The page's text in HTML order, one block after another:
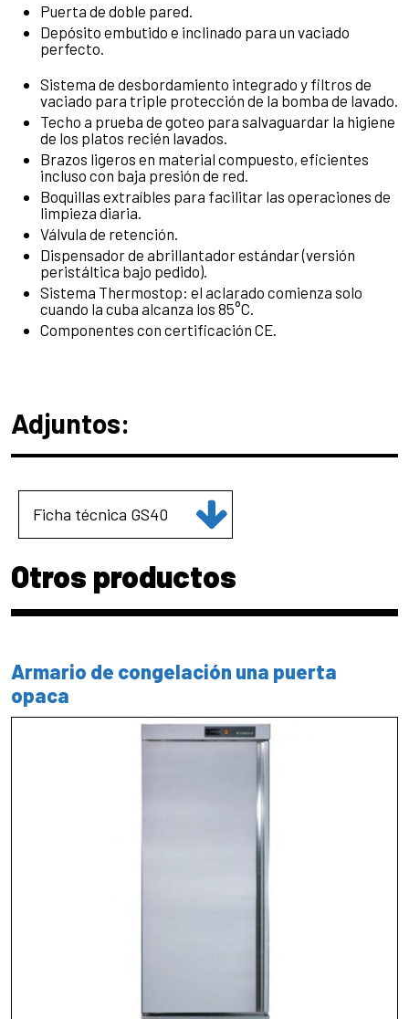
Puerta de doble pared.
Depósito embutido e inclinado para un vaciado
perfecto.
Sistema de desbordamiento integrado y filtros de
vaciado para triple protección de la bomba de lavado.
Techo a prueba de goteo para salvaguardar la higiene
de los platos recién lavados.
Brazos ligeros en material compuesto, eficientes
incluso con baja presión de red.
Boquillas extraíbles para facilitar las operaciones de
limpieza diaria.
Válvula de retención.
Dispensador de abrillantador estándar (versión
peristáltica bajo pedido).
Sistema Thermostop: el aclarado comienza solo
cuando la cuba alcanza los 85°C.
Componentes con certificación CE.
Adjuntos:
Ficha técnica GS40
Otros productos
Armario de congelación una puerta
opaca